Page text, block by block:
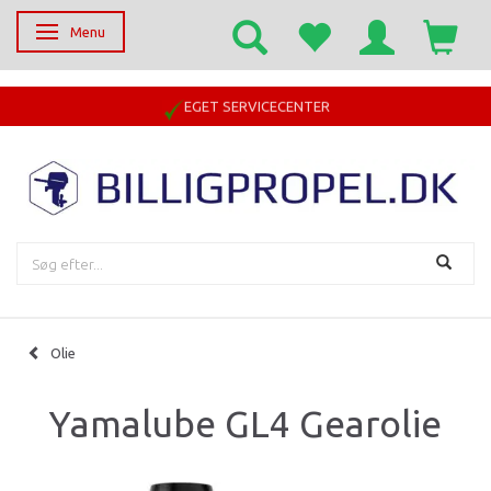
Skifte navigation
Menu
EGET SERVICECENTER
Olie
Yamalube GL4 Gearolie